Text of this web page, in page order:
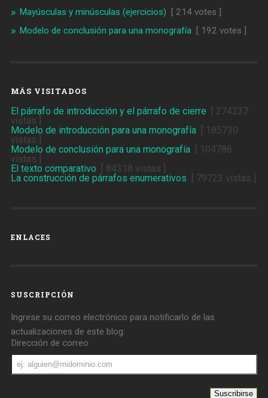
Mayúsculas y minúsculas (ejercicios) [ 214 votes ]
Modelo de conclusión para una monografía[ 192 votes ]
MÁS VISITADOS
El párrafo de introducción y el párrafo de cierre [ 274237
vistas ]
Modelo de introducción para una monografía[ 185730
vistas ]
Modelo de conclusión para una monografía[ 104786
vistas ]
El texto comparativo [ 84318 vistas ]
La construcción de párrafos enumerativos [ 79723 vistas ]
ENLACES
SUSCRIPCIÓN
Ingrese su correo electrónico para notificarlo de las
actualizaciones de este blog:
Dirección de correo
Dirección
de
correo